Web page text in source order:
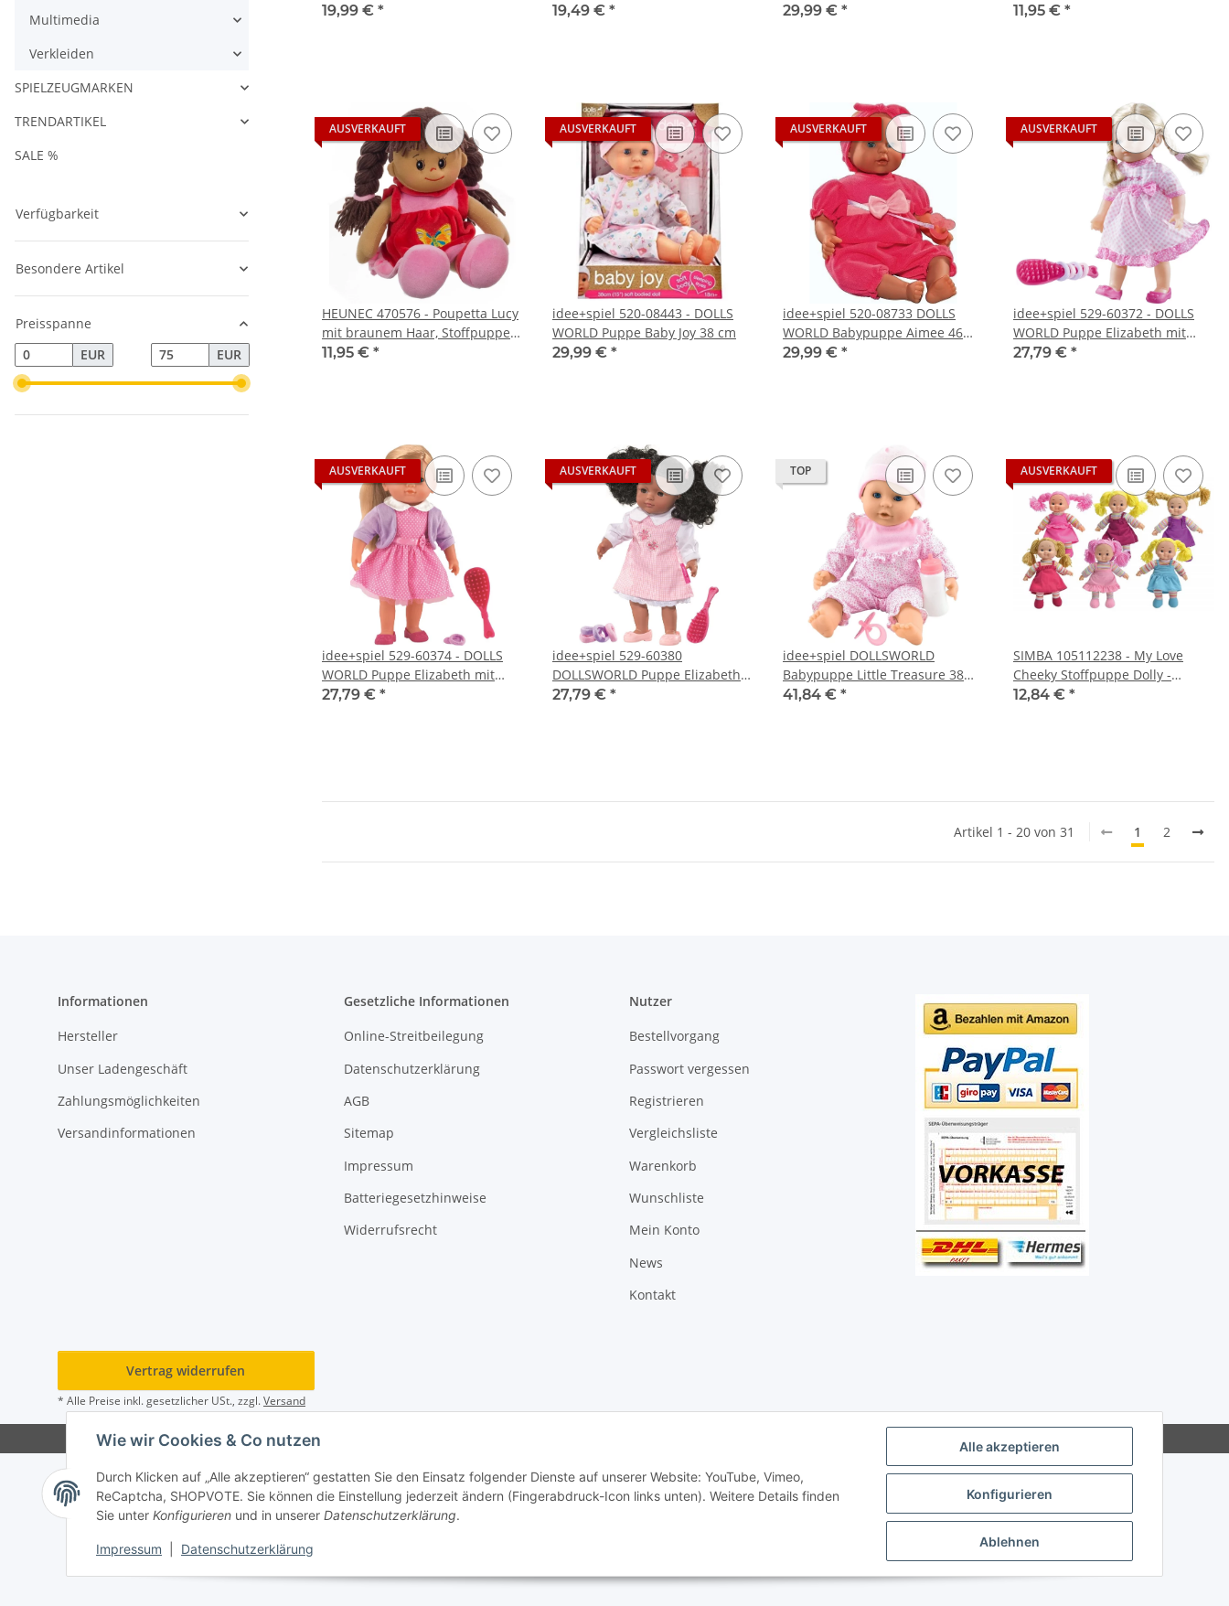
Alle akzeptieren
Konfigurieren
Ablehnen
Wie wir Cookies & Co nutzen
Durch Klicken auf „Alle akzeptieren“ gestatten Sie den Einsatz folgender Dienste auf unserer Website: YouTube, Vimeo,
ReCaptcha, SHOPVOTE. Sie können die Einstellung jederzeit ändern (Fingerabdruck-Icon links unten). Weitere Details finden
Sie unter Konfigurieren und in unserer Datenschutzerklärung.
Impressum Datenschutzerklärung
19,99 € *
19,49 € *
29,99 € *
cm
11,95 € *
AUSVERKAUFT
HEUNEC 470576 - Poupetta Lucy
mit braunem Haar, Stoffpuppe -
30 cm
11,95 € *
AUSVERKAUFT
idee+spiel 520-08443 - DOLLS
WORLD Puppe Baby Joy 38 cm
29,99 € *
AUSVERKAUFT
idee+spiel 520-08733 DOLLS
WORLD Babypuppe Aimee 46
cm
29,99 € *
AUSVERKAUFT
idee+spiel 529-60372 - DOLLS
WORLD Puppe Elizabeth mit
geflochtenen Zöpfen 36 cm
27,79 € *
AUSVERKAUFT
idee+spiel 529-60374 - DOLLS
WORLD Puppe Elizabeth mit
seitlichem Pferdeschwanz 36 cm
27,79 € *
AUSVERKAUFT
idee+spiel 529-60380
DOLLSWORLD Puppe Elizabeth
mit schwarzen Haaren 36 cm
27,79 € *
TOP
idee+spiel DOLLSWORLD
Babypuppe Little Treasure 38
cm 529-60316
41,84 € *
AUSVERKAUFT
SIMBA 105112238 - My Love
Cheeky Stoffpuppe Dolly -
sortiert
12,84 € *
Artikel 1 - 20 von 31 1 2
Multimedia
Verkleiden
SPIELZEUGMARKEN
TRENDARTIKEL
SALE %
Verfügbarkeit
Besondere Artikel
Preisspanne
EUR
EUR
Informationen
Hersteller
Unser Ladengeschäft
Zahlungsmöglichkeiten
Versandinformationen
Gesetzliche Informationen
Online-Streitbeilegung
Datenschutzerklärung
AGB
Sitemap
Impressum
Batteriegesetzhinweise
Widerrufsrecht
Nutzer
Bestellvorgang
Passwort vergessen
Registrieren
Vergleichsliste
Warenkorb
Wunschliste
Mein Konto
News
Kontakt
Vertrag widerrufen
* Alle Preise inkl. gesetzlicher USt., zzgl.Versand